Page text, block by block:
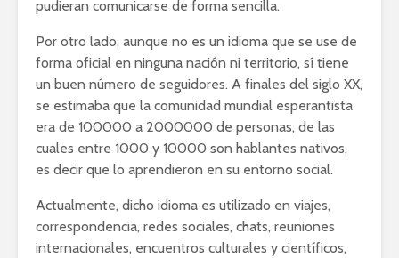
pudieran comunicarse de forma sencilla.
Por otro lado, aunque no es un idioma que se use de
forma oficial en ninguna nación ni territorio, sí tiene
un buen número de seguidores. A finales del siglo XX,
se estimaba que la comunidad mundial esperantista
era de 100000 a 2000000 de personas, de las
cuales entre 1000 y 10000 son hablantes nativos,
es decir que lo aprendieron en su entorno social.
Actualmente, dicho idioma es utilizado en viajes,
correspondencia, redes sociales, chats, reuniones
internacionales, encuentros culturales y científicos,